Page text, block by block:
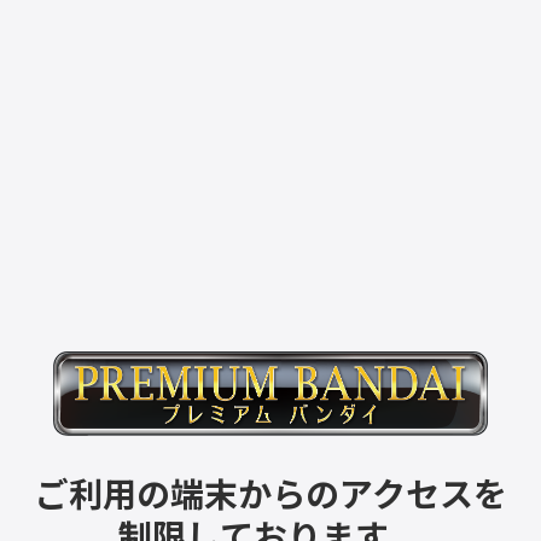
ご利用の端末からのアクセスを